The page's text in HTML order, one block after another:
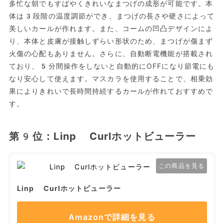
多忙な朝でもすばやくきれいなまつげの成形が可能です。本
体は3段階の温度調節ができ、まつげの長さや硬さによって
美しいカールが作れます。また、コームの凹凸デザインによ
り、本体と皮膚が接触しずらい形状のため、まつげが傷まず
火傷の心配もありません。さらに、自動断電機能が搭載され
ており、5分間操作をしないと自動的にOFFになり節電にも
なり安心して使えます。マスカラを使用することで、相乗効
果によりきれいで長時間持続するカールが作れておすすめで
す。
第9位：Linp Curlホットビューラー
この商品を見る
Linp Curlホットビューラー
Amazonで詳細を見る